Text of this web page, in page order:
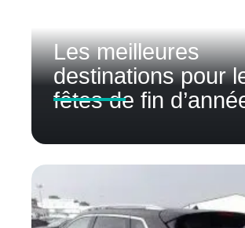
Les meilleures
destinations pour
fêtes de fin